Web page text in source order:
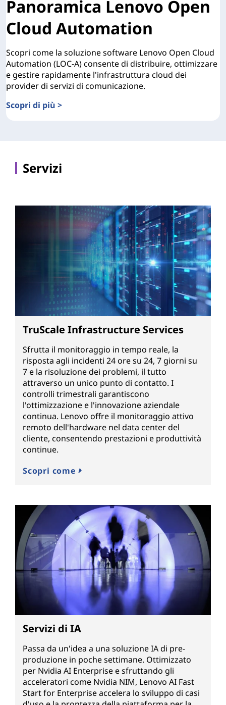
Panoramica Lenovo Open
Cloud Automation
Scopri come la soluzione software Lenovo Open Cloud
Automation (LOC-A) consente di distribuire, ottimizzare
e gestire rapidamente l'infrastruttura cloud dei
provider di servizi di comunicazione.
Scopri di più >
Servizi
TruScale Infrastructure Services
Sfrutta il monitoraggio in tempo reale, la
risposta agli incidenti 24 ore su 24, 7 giorni su
7 e la risoluzione dei problemi, il tutto
attraverso un unico punto di contatto. I
controlli trimestrali garantiscono
l'ottimizzazione e l'innovazione aziendale
continua. Lenovo offre il monitoraggio attivo
remoto dell'hardware nel data center del
cliente, consentendo prestazioni e produttività
continue.
Scopri come
Servizi di IA
Passa da un'idea a una soluzione IA di pre-
produzione in poche settimane. Ottimizzato
per Nvidia AI Enterprise e sfruttando gli
acceleratori come Nvidia NIM, Lenovo AI Fast
Start for Enterprise accelera lo sviluppo di casi